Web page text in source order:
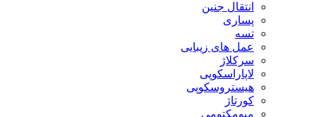
انتقال جنین
پساری
تسه
عمل های زیبایی
سرکلاژ
لاپاراسکوپی
هیستروسکوپی
کورتاژ
میومکتومی